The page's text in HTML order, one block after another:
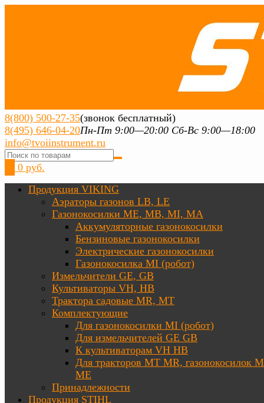
8(800) 500-27-35(звонок бесплатный)
8(495) 646-04-20Пн-Пт 9:00—20:00 Сб-Вс 9:00—18:00
info@tvoiinstrument.ru
0 руб.
Продукция VIKING
Аэраторы газонов LB, LE
Газонокосилки ME, MB, MI, MA
Аккумуляторные газонокосилки
Бензиновые газонокосилки
Электрические газонокосилки
Газонокосилка MI (робот)
Измельчители GE, GB
Культиваторы VH, HB
Трактора садовые MR, MT
Комплектующие
Для газонокосилки MI (робот)
Для измельчителей GE GB
К культиваторам VH HB
Для тракторов МТ MR, газонокосилок
ME
Принадлежности
Продукция STIHL